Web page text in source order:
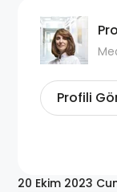
Profili
20 Ekim 2023